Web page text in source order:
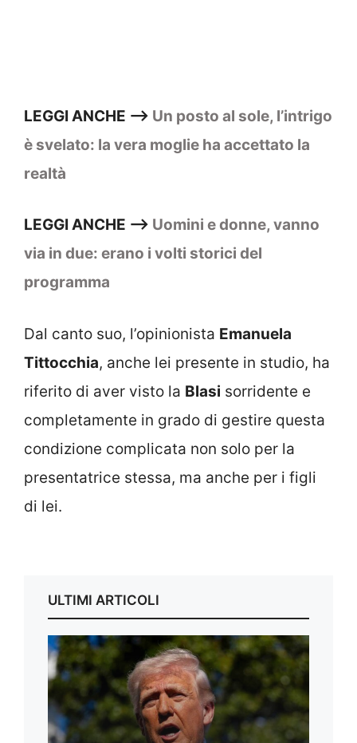
LEGGI ANCHE –> Un posto al sole, l’intrigo
è svelato: la vera moglie ha accettato la
realtà
LEGGI ANCHE –> Uomini e donne, vanno
via in due: erano i volti storici del
programma
Dal canto suo, l’opinionista Emanuela
Tittocchia, anche lei presente in studio, ha
riferito di aver visto la Blasi sorridente e
completamente in grado di gestire questa
condizione complicata non solo per la
presentatrice stessa, ma anche per i figli
di lei.
ULTIMI ARTICOLI